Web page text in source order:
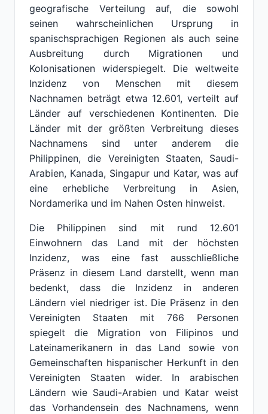
geografische Verteilung auf, die sowohl
seinen wahrscheinlichen Ursprung in
spanischsprachigen Regionen als auch seine
Ausbreitung durch Migrationen und
Kolonisationen widerspiegelt. Die weltweite
Inzidenz von Menschen mit diesem
Nachnamen beträgt etwa 12.601, verteilt auf
Länder auf verschiedenen Kontinenten. Die
Länder mit der größten Verbreitung dieses
Nachnamens sind unter anderem die
Philippinen, die Vereinigten Staaten, Saudi-
Arabien, Kanada, Singapur und Katar, was auf
eine erhebliche Verbreitung in Asien,
Nordamerika und im Nahen Osten hinweist.
Die Philippinen sind mit rund 12.601
Einwohnern das Land mit der höchsten
Inzidenz, was eine fast ausschließliche
Präsenz in diesem Land darstellt, wenn man
bedenkt, dass die Inzidenz in anderen
Ländern viel niedriger ist. Die Präsenz in den
Vereinigten Staaten mit 766 Personen
spiegelt die Migration von Filipinos und
Lateinamerikanern in das Land sowie von
Gemeinschaften hispanischer Herkunft in den
Vereinigten Staaten wider. In arabischen
Ländern wie Saudi-Arabien und Katar weist
das Vorhandensein des Nachnamens, wenn